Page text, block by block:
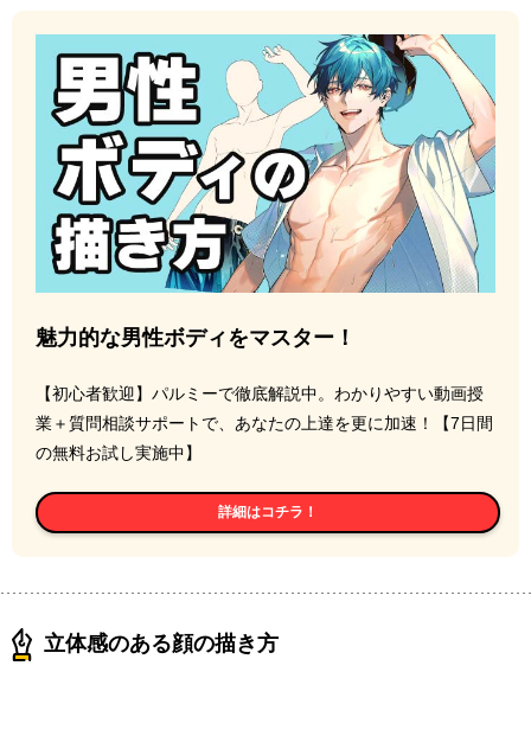
魅力的な男性ボディをマスター！
【初心者歓迎】パルミーで徹底解説中。わかりやすい動画授
業＋質問相談サポートで、あなたの上達を更に加速！【7日間
の無料お試し実施中】
詳細はコチラ！
立体感のある顔の描き方